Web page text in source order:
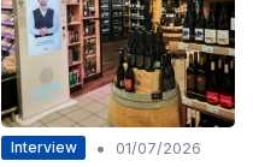
Interview •
01/07/2026